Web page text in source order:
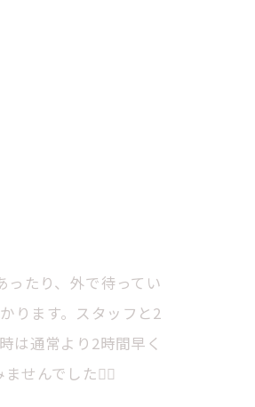
たり、外で待ってい
ります。スタッフと2
は通常より2時間早く
せんでした🙇‍♀️